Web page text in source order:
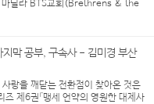
닐라 BTS교회(Brethrens & the
동안 저는 미국 조지아 횃불언약
주 금요일...
지막 공부, 구속사 - 김미경 부산
랑을 깨닫는 전환점이 찾아온 것은
제6권「맹세 언약의 영원한 대제사